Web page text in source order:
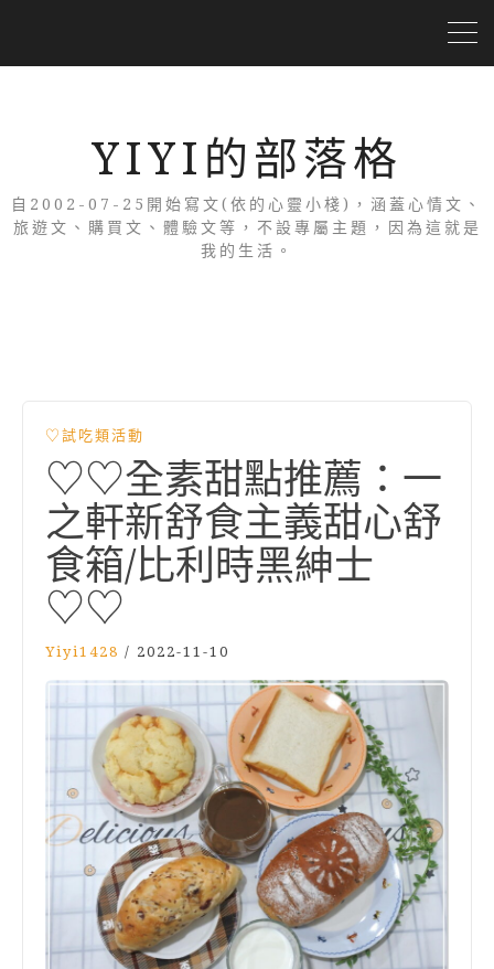
YIYI的部落格
自2002-07-25開始寫文(依的心靈小棧)，涵蓋心情文、
旅遊文、購買文、體驗文等，不設專屬主題，因為這就是
我的生活。
♡試吃類活動
♡♡全素甜點推薦：一
之軒新舒食主義甜心舒
食箱/比利時黑紳士
♡♡
Yiyi1428 / 2022-11-10